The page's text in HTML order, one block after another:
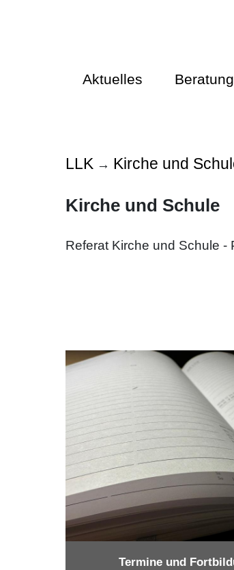
Aktuelles Beratung
LLK→ Kirche und
Kirche und Schule
Referat Kirche und Schule -
Termine und